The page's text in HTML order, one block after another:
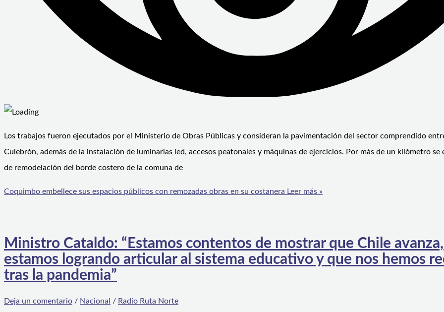
Los trabajos fueron ejecutados por el Ministerio de Obras Públicas y consideran la pavimentación del sector comprendido
Culebrón, además de la instalación de luminarias led, accesos peatonales y máquinas de ejercicios. Por más de un kilómetro se
de remodelación del borde costero de la comuna de
Coquimbo embellece sus espacios públicos con remozadas obras en su costanera Leer más »
Ministro Cataldo: “Estamos contentos de mostrar que Chile
estamos logrando articular al sistema educativo y que nos hemos
tras la pandemia”
Deja un comentario / Nacional / Radio Ruta Norte